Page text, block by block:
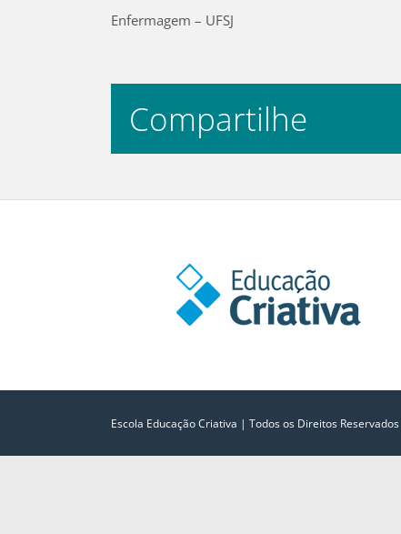
Larger
Image
Enfermagem – UFSJ
Compartilhe
Escola Educação Criativa | Todos os Direitos